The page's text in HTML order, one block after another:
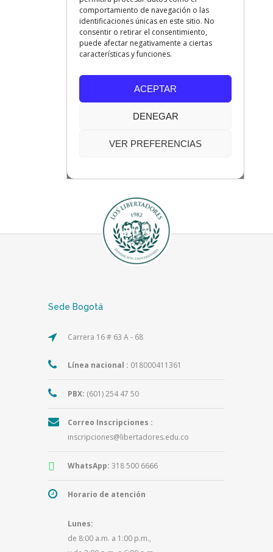
Sede Bogotá
Carrera 16 # 63 A - 68
Línea nacional : 018000411361
PBX: (601) 254 47 50
Correo Inscripciones :
inscripciones@libertadores.edu.co
WhatsApp: 318 500 6666
Horario de atención
Lunes:
de 8:00 a.m. a 1:00 p.m.,